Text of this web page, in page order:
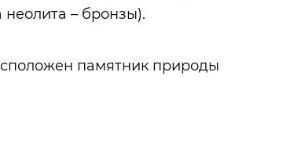
– бронзы).
памятник природы